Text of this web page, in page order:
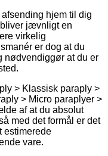
hjem til dig
jævnligt en
virkelig
er dog at du
nødvendiggør at du er
> Klassisk paraply >
> Micro paraplyer >
af at du absolut
med det formål er det
estimerede
vare.